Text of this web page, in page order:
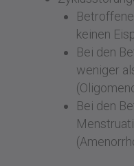
keinen
Bei den
weniger
Bei den